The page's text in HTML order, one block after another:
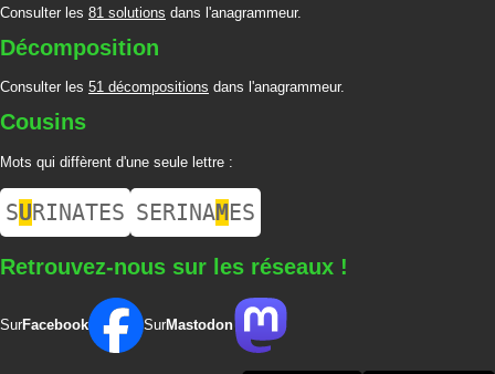
Consulter les 81 solutions dans l'anagrammeur.
Décomposition
Consulter les 51 décompositions dans l'anagrammeur.
Cousins
Mots qui diffèrent d'une seule lettre :
SURINATES SERINAMES
Retrouvez-nous sur les réseaux !
SurFacebook SurMastodon